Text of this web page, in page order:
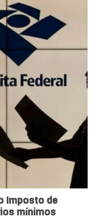
Imposto de
mínimos